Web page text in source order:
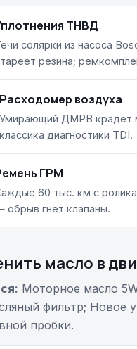
ТНВД
солярки из насоса
резина;
Расходомер воздуха
Умирающий ДМРВ крадёт
классика диагностики TDI.
ГРМ
60 тыс. км с
обрыв гнёт клапаны.
масло в
Моторное масло
фильтр; Новое
пробки.